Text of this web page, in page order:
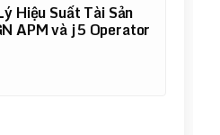
Hiệu Suất Tài Sản
APM và j5 Operator